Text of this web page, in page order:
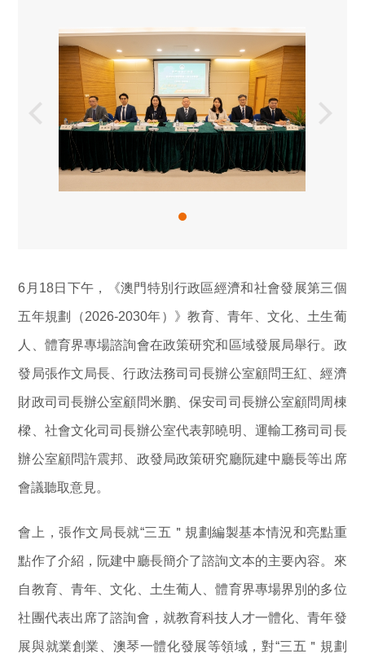
6月18日下午，《澳門特別行政區經濟和社會發展第三個
五年規劃（2026-2030年）》教育、青年、文化、土生葡
人、體育界專場諮詢會在政策研究和區域發展局舉行。政
發局張作文局長、行政法務司司長辦公室顧問王紅、經濟
財政司司長辦公室顧問米鹏、保安司司長辦公室顧問周棟
樑、社會文化司司長辦公室代表郭曉明、運輸工務司司長
辦公室顧問許震邦、政發局政策研究廳阮建中廳長等出席
會議聽取意見。
會上，張作文局長就“三五＂規劃編製基本情況和亮點重
點作了介紹，阮建中廳長簡介了諮詢文本的主要內容。來
自教育、青年、文化、土生葡人、體育界專場界別的多位
社團代表出席了諮詢會，就教育科技人才一體化、青年發
展與就業創業、澳琴一體化發展等領域，對“三五＂規劃